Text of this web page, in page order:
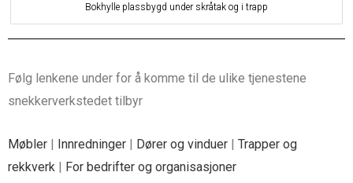
Bokhylle plassbygd under skråtak og i trapp
Følg lenkene under for å komme til de ulike tjenestene
snekkerverkstedet tilbyr
Møbler | Innredninger | Dører og vinduer | Trapper og
rekkverk | For bedrifter og organisasjoner